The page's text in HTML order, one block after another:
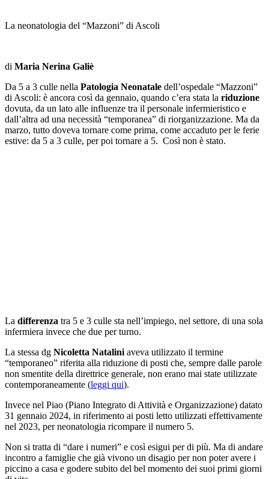
La neonatologia del “Mazzoni” di Ascoli
di Maria Nerina Galiè
Da 5 a 3 culle nella Patologia Neonatale dell’ospedale “Mazzoni”
di Ascoli: è ancora così da gennaio, quando c’era stata la riduzione
dovuta, da un lato alle influenze tra il personale infermieristico e
dall’altra ad una necessità “temporanea” di riorganizzazione. Ma da
marzo, tutto doveva tornare come prima, come accaduto per le ferie
estive: da 5 a 3 culle, per poi tornare a 5. Così non è stato.
La differenza tra 5 e 3 culle sta nell’impiego, nel settore, di una sola
infermiera invece che due per turno.
La stessa dg Nicoletta Natalini aveva utilizzato il termine
“temporaneo” riferita alla riduzione di posti che, sempre dalle parole
non smentite della direttrice generale, non erano mai state utilizzate
contemporaneamente (leggi qui).
Invece nel Piao (Piano Integrato di Attività e Organizzazione) datato
31 gennaio 2024, in riferimento ai posti letto utilizzati effettivamente
nel 2023, per neonatologia ricompare il numero 5.
Non si tratta di “dare i numeri” e così esigui per di più. Ma di andare
incontro a famiglie che già vivono un disagio per non poter avere i
piccino a casa e godere subito del bel momento dei suoi primi giorni